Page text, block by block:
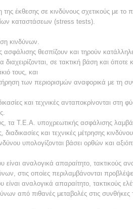
έκθεσης σε κινδύνους σχετικούς με
καταστάσεων (stress tests).
κινδύνων.
θεσπίζουν και τηρούν
σε τακτική βάση και όποτε
τους, και
των περιορισμών αναφορικά με τη
και τεχνικές ανταποκρίνονται
τα Τ.Ε.Α. υποχρεωτικής ασφάλισης
διαδικασίες και τεχνικές μέτρησης
υπολογίζονται βάσει ορθών και
είναι αναλογικά απαραίτητο, τακτικούς
στις οποίες περιλαμβάνονται
είναι αναλογικά απαραίτητο,
από πιθανές μεταβολές στις